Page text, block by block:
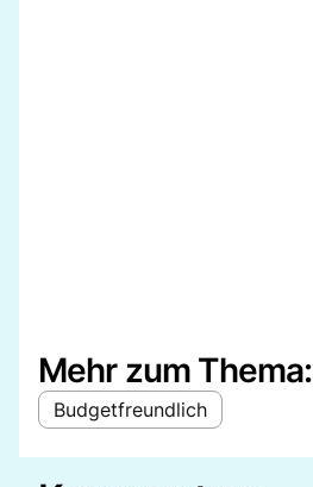
Mehr zum Thema:
Budgetfreundlich